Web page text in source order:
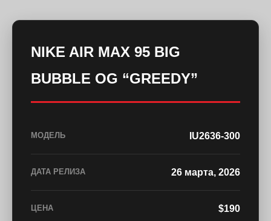
NIKE AIR MAX 95 BIG
BUBBLE OG “GREEDY”
МОДЕЛЬ IU2636-300
ДАТА РЕЛИЗА 26 марта, 2026
ЦЕНА $190